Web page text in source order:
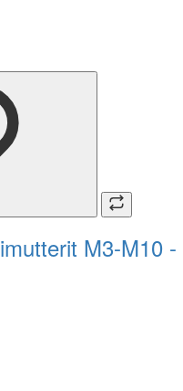
M3-M10 -